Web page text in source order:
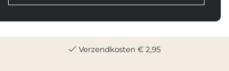
Verzendkosten € 2,95